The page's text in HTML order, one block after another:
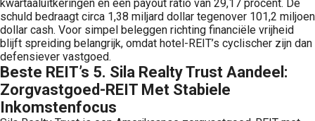
kwartaaluitkeringen en een payout ratio van 29,17 procent. De
schuld bedraagt circa 1,38 miljard dollar tegenover 101,2 miljoen
dollar cash. Voor simpel beleggen richting financiële vrijheid
blijft spreiding belangrijk, omdat hotel-REIT’s cyclischer zijn dan
defensiever vastgoed.
Beste REIT’s 5. Sila Realty Trust Aandeel:
Zorgvastgoed-REIT Met Stabiele
Inkomstenfocus